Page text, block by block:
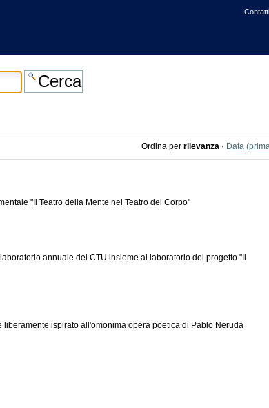
Contatti
Ordina per rilevanza · Data
"Il Teatro della Mente nel Teatro del Corpo"
annuale del CTU insieme al laboratorio del progetto "Il
ispirato all'omonima opera poetica di Pablo Neruda